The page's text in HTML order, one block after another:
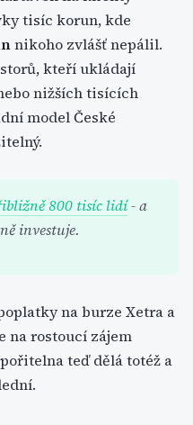
tisíc korun, kde
nikoho zvlášť nepálil.
kteří ukládají
nižších tisících
model České
800 tisíc lidí- a
investuje.
na burze Xetra a
na rostoucí zájem
teď dělá totéž a